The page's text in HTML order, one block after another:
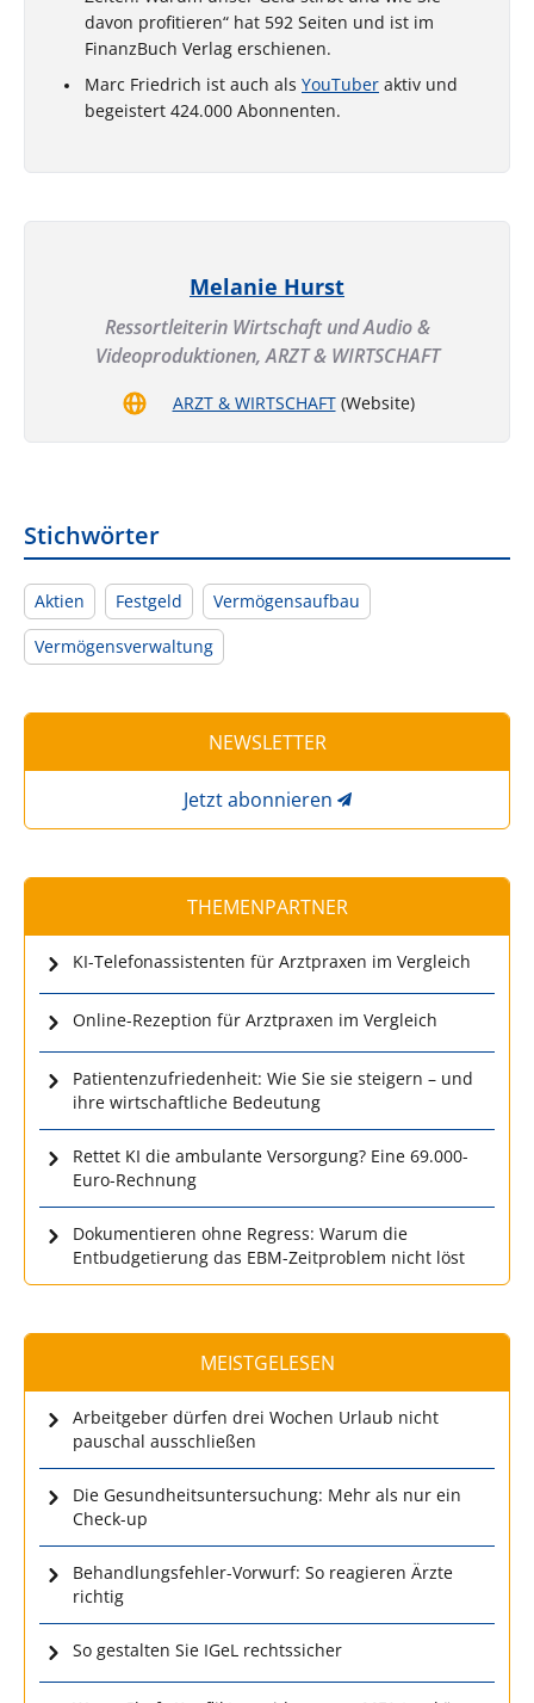
davon profitieren“ hat 592 Seiten und ist im
FinanzBuch Verlag erschienen.
Marc Friedrich ist auch als YouTuber aktiv und
begeistert 424.000 Abonnenten.
Melanie Hurst
Ressortleiterin Wirtschaft und Audio &
Videoproduktionen,ARZT & WIRTSCHAFT
ARZT & WIRTSCHAFT(Website)
Stichwörter
Aktien Festgeld
Vermögensaufbau
Vermögensverwaltung
NEWSLETTER
Jetzt abonnieren
THEMENPARTNER
KI-Telefonassistenten für Arztpraxen im Vergleich
Online-Rezeption für Arztpraxen im Vergleich
Patientenzufriedenheit: Wie Sie sie steigern – und
ihre wirtschaftliche Bedeutung
Rettet KI die ambulante Versorgung? Eine 69.000-
Euro-Rechnung
Dokumentieren ohne Regress: Warum die
Entbudgetierung das EBM-Zeitproblem nicht löst
MEISTGELESEN
Arbeitgeber dürfen drei Wochen Urlaub nicht
pauschal ausschließen
Die Gesundheitsuntersuchung: Mehr als nur ein
Check-up
Behandlungsfehler-Vorwurf: So reagieren Ärzte
richtig
So gestalten Sie IGeL rechtssicher